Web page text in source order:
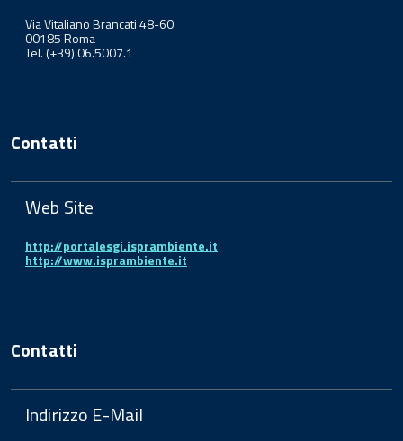
Via Vitaliano Brancati 48-60
00185 Roma
Tel. (+39) 06.5007.1
Contatti
Web Site
http://portalesgi.isprambiente.it
http://www.isprambiente.it
Contatti
Indirizzo E-Mail